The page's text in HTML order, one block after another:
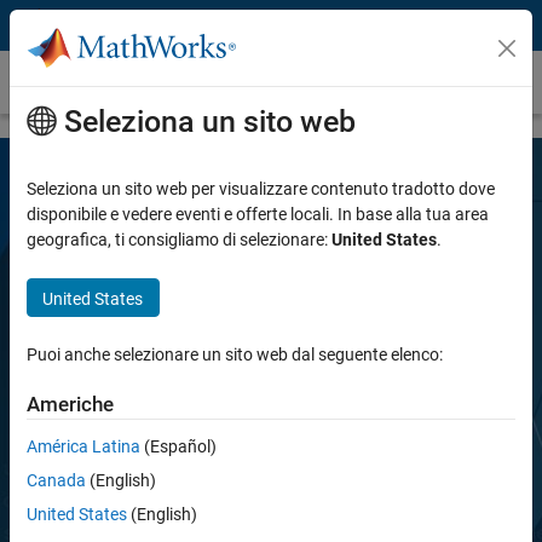
Vai al contenuto
Industrial Communication Toolbox
Industrial Communication Toolbox
Scambio di dati su OPC UA, Modbus, MQTT e
altri protocolli industriali
Seleziona un sito web
Seleziona un sito web per visualizzare contenuto tradotto dove
disponibile e vedere eventi e offerte locali. In base alla tua area
geografica, ti consigliamo di selezionare:United States.
United States
Puoi anche selezionare un sito web dal seguente elenco:
Americhe
América Latina (Español)
Canada (English)
United States (English)